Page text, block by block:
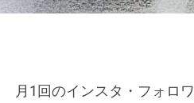
月1回のインスタ・フォロワ